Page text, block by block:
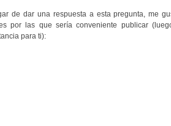
de dar una respuesta a esta pregunta, me
por las que sería conveniente publicar
para ti):